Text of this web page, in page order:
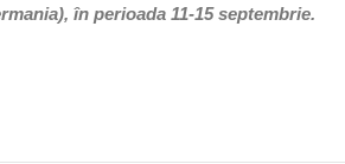
în perioada 11-15 septembrie.